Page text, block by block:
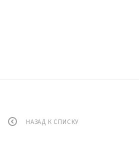
НАЗАД К СПИСКУ